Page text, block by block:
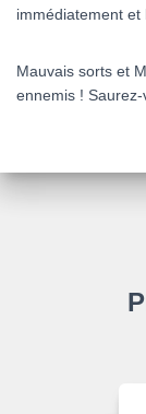
immédiatement et
Mauvais sorts et
ennemis !